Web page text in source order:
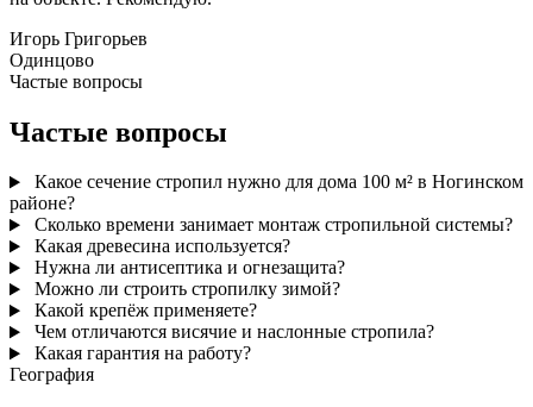
Игорь Григорьев
Одинцово
Частые вопросы
Частые вопросы
Какое сечение стропил нужно для дома 100 м² в Ногинском
районе?
Сколько времени занимает монтаж стропильной системы?
Какая древесина используется?
Нужна ли антисептика и огнезащита?
Можно ли строить стропилку зимой?
Какой крепёж применяете?
Чем отличаются висячие и наслонные стропила?
Какая гарантия на работу?
География